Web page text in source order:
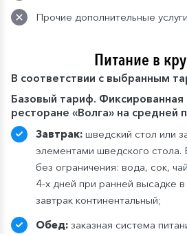
Прочие дополнительные
Питание в
В соответствии с выбранным
Базовый тариф. Фиксированная
ресторане «Волга» на средней
Завтрак: шведский стол или
элементами шведского стола.
без ограничения: вода, сок,
4-х дней при ранней высадке
завтрак континентальный;
Обед: заказная система